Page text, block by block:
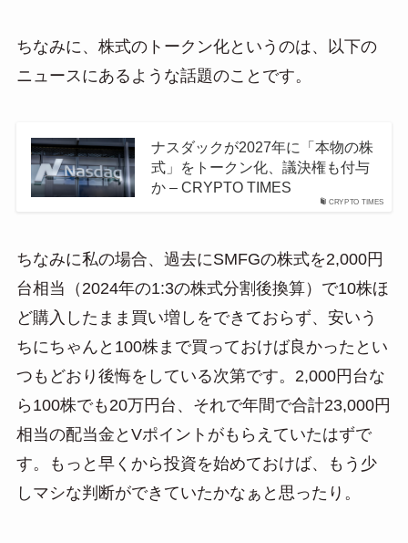
ちなみに、株式のトークン化というのは、以下の
ニュースにあるような話題のことです。
CRYPTO TIMES
ナスダックが2027年に「本物の株
式」をトークン化、議決権も付与
か – CRYPTO TIMES
ちなみに私の場合、過去にSMFGの株式を2,000円
台相当（2024年の1:3の株式分割後換算）で10株ほ
ど購入したまま買い増しをできておらず、安いう
ちにちゃんと100株まで買っておけば良かったとい
つもどおり後悔をしている次第です。2,000円台な
ら100株でも20万円台、それで年間で合計23,000円
相当の配当金とVポイントがもらえていたはずで
す。もっと早くから投資を始めておけば、もう少
しマシな判断ができていたかなぁと思ったり。